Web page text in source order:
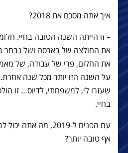
איך אתה מסכם את 2018?
– זו הייתה השנה הטובה בחיי.
את החולצה של בארסה ושל נבחר
את החלום, פרי של עבודה, של
על השנה הזו יותר מכל שנה אחרת.
שעזרו לי, למשפחתי, לדיוס… זו
בחיי.
עם הפנים ל-2019, מה
אף טובה יותר?